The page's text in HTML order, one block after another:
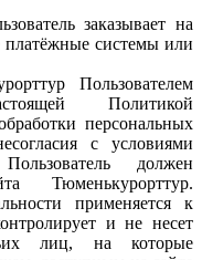
заказывает на
платёжные системы или
Пользователем
Политикой
персональных
с условиями
должен
Тюменькурорттур.
применяется к
и не несет
лиц, на которые